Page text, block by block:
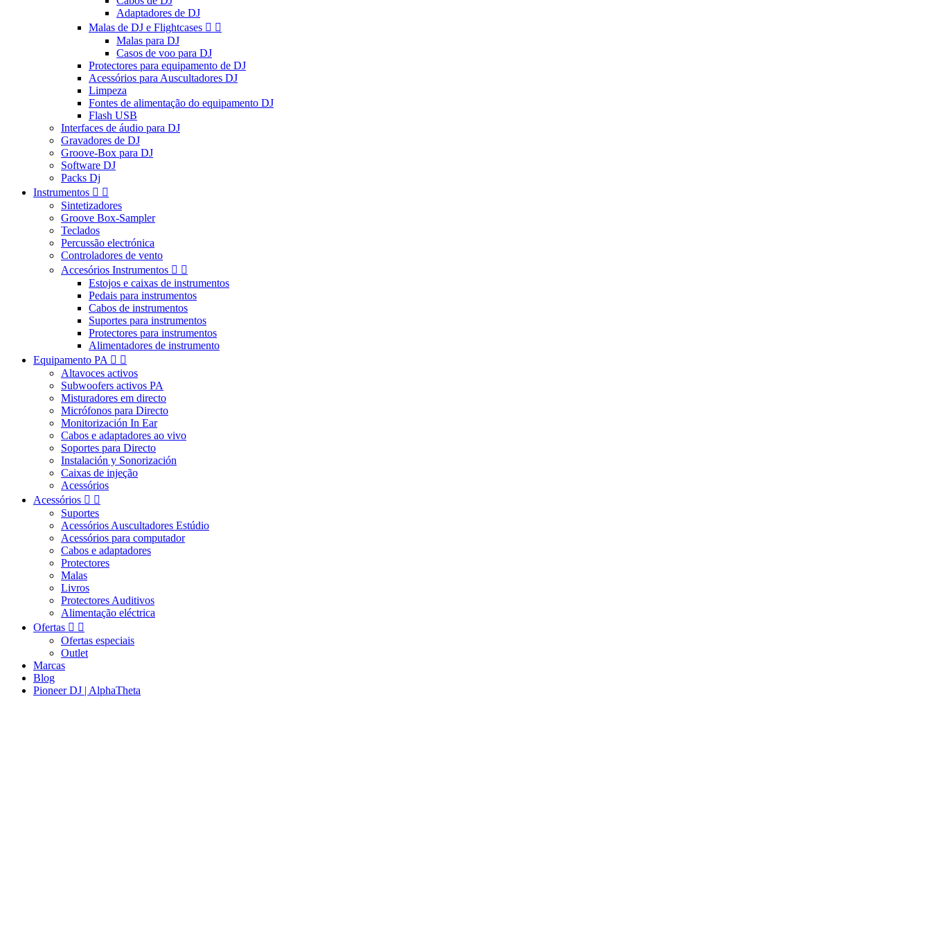
Adaptadores de DJ
Malas de DJ e Flightcases  
Malas para DJ
Casos de voo para DJ
Protectores para equipamento de DJ
Acessórios para Auscultadores DJ
Limpeza
Fontes de alimentação do equipamento DJ
Flash USB
Interfaces de áudio para DJ
Gravadores de DJ
Groove-Box para DJ
Software DJ
Packs Dj
Instrumentos  
Sintetizadores
Groove Box-Sampler
Teclados
Percussão electrónica
Controladores de vento
Accesórios Instrumentos  
Estojos e caixas de instrumentos
Pedais para instrumentos
Cabos de instrumentos
Suportes para instrumentos
Protectores para instrumentos
Alimentadores de instrumento
Equipamento PA  
Altavoces activos
Subwoofers activos PA
Misturadores em directo
Micrófonos para Directo
Monitorización In Ear
Cabos e adaptadores ao vivo
Soportes para Directo
Instalación y Sonorización
Caixas de injeção
Acessórios
Acessórios  
Suportes
Acessórios Auscultadores Estúdio
Acessórios para computador
Cabos e adaptadores
Protectores
Malas
Livros
Protectores Auditivos
Alimentação eléctrica
Ofertas  
Ofertas especiais
Outlet
Marcas
Blog
Pioneer DJ | AlphaTheta